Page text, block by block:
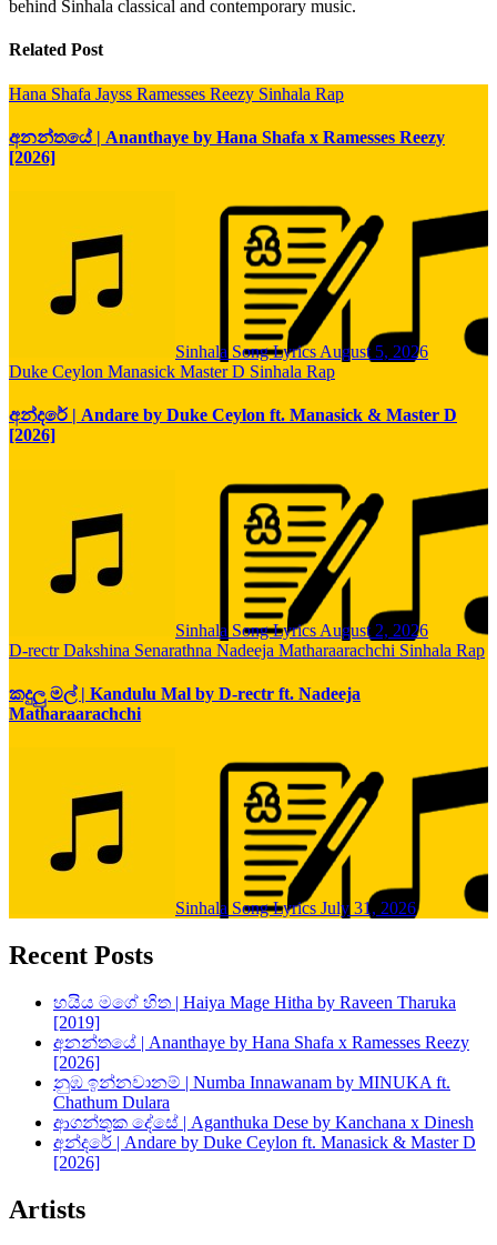
behind Sinhala classical and contemporary music.
Related Post
Hana Shafa Jayss Ramesses Reezy Sinhala Rap
අනන්තයේ | Ananthaye by Hana Shafa x Ramesses Reezy
[2026]
Sinhala Song Lyrics August 5, 2026
Duke Ceylon Manasick Master D Sinhala Rap
අන්දරේ | Andare by Duke Ceylon ft. Manasick & Master D
[2026]
Sinhala Song Lyrics August 2, 2026
D-rectrDakshina Senarathna Nadeeja Matharaarachchi Sinhala Rap
කදුලු මල් | Kandulu Mal by D-rectr ft. Nadeeja
Matharaarachchi
Sinhala Song Lyrics July 31, 2026
Recent Posts
හයිය මගේ හිත | Haiya Mage Hitha by Raveen Tharuka
[2019]
අනන්තයේ | Ananthaye by Hana Shafa x Ramesses Reezy
[2026]
නුඹ ඉන්නවානම් | Numba Innawanam by MINUKA ft.
Chathum Dulara
ආගන්තුක දේසේ | Aganthuka Dese by Kanchana x Dinesh
අන්දරේ | Andare by Duke Ceylon ft. Manasick & Master D
[2026]
Artists